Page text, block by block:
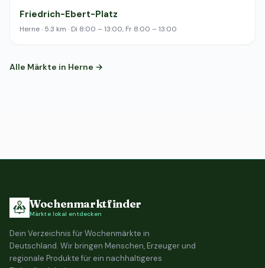
Friedrich-Ebert-Platz
Herne · 5.3 km · Di 8:00 – 13:00, Fr 8:00 – 13:00
Alle Märkte in Herne →
Wochenmarktfinder
Märkte lokal entdecken
Dein Verzeichnis für Wochenmärkte in
Deutschland. Wir bringen Menschen, Erzeuger und
regionale Produkte für ein nachhaltigeres